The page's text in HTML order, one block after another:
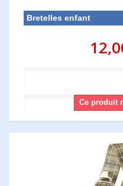
Bretelles enfant
Ce produit